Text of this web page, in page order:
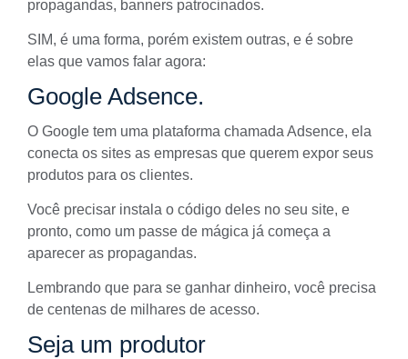
propagandas, banners patrocinados.
SIM, é uma forma, porém existem outras, e é sobre
elas que vamos falar agora:
Google Adsence.
O Google tem uma plataforma chamada Adsence, ela
conecta os sites as empresas que querem expor seus
produtos para os clientes.
Você precisar instala o código deles no seu site, e
pronto, como um passe de mágica já começa a
aparecer as propagandas.
Lembrando que para se ganhar dinheiro, você precisa
de centenas de milhares de acesso.
Seja um produtor